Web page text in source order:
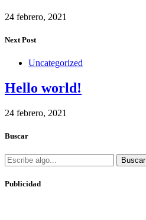
24 febrero, 2021
Next Post
Uncategorized
Hello world!
24 febrero, 2021
Buscar
Buscar
Publicidad